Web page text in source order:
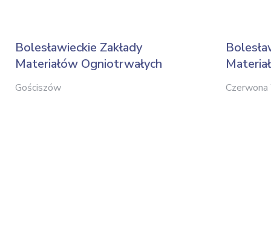
Bolesławieckie Zakłady
Materiałów Ogniotrwałych
Gościszów